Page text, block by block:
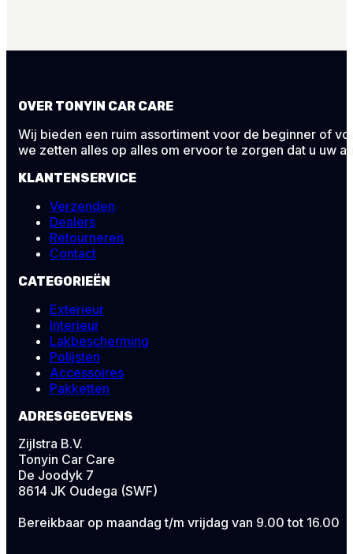
OVER TONYIN CAR CARE
Wij bieden een ruim assortiment voor de beginner of
we zetten alles op alles om ervoor te zorgen dat u uw
KLANTENSERVICE
Verzenden
Dealers
Retourneren
Contact
CATEGORIEËN
Exterieur
Interieur
Lakbescherming
Polijsten
Accessoires
Pakketten
ADRESGEGEVENS
Zijlstra B.V.
Tonyin Car Care
De Joodyk 7
8614 JK Oudega (SWF)
Bereikbaar op maandag t/m vrijdag van 9.00 tot 16.00